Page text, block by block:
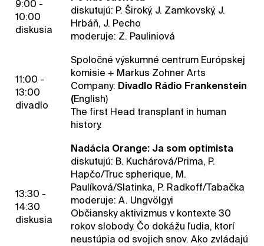
9:00 -
10:00
diskusia
diskutujú: P. Široký, J. Zamkovský, J.
Hrbáň, J. Pecho
moderuje: Z. Pauliniová
11:00 -
13:00
divadlo
Spoločné výskumné centrum Európskej
komisie + Markus Zohner Arts
Company: Divadlo Rádio Frankenstein
(English)
The first Head transplant in human
history.
13:30 -
14:30
diskusia
Nadácia Orange: Ja som optimista
diskutujú: B. Kuchárová/Prima, P.
Hapčo/Truc spherique, M.
Paulíková/Slatinka, P. Radkoff/Tabačka
moderuje: A. Ungvölgyi
Občiansky aktivizmus v kontexte 30
rokov slobody. Čo dokážu ľudia, ktorí
neustúpia od svojich snov. Ako zvládajú